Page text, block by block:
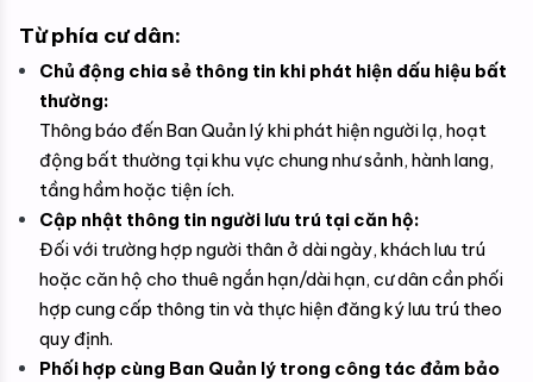
Từ phía cư dân:
Chủ động chia sẻ thông tin khi phát hiện dấu hiệu bất
thường:
Thông báo đến Ban Quản lý khi phát hiện người lạ, hoạt
động bất thường tại khu vực chung như sảnh, hành lang,
tầng hầm hoặc tiện ích.
Cập nhật thông tin người lưu trú tại căn hộ:
Đối với trường hợp người thân ở dài ngày, khách lưu trú
hoặc căn hộ cho thuê ngắn hạn/dài hạn, cư dân cần phối
hợp cung cấp thông tin và thực hiện đăng ký lưu trú theo
quy định.
Phối hợp cùng Ban Quản lý trong công tác đảm bảo